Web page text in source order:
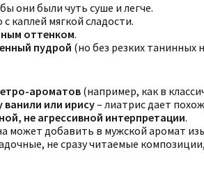
они были чуть суше и легче.
с каплей мягкой сладости.
оттенком.
пудрой (но без резких танинных
ароматов(например, как в
или ирису– лиатрис дает
не агрессивной интерпретации.
может добавить в мужской аромат
не сразу читаемые